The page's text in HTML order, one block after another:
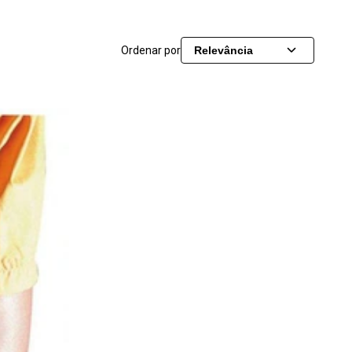
Ordenar por Relevância